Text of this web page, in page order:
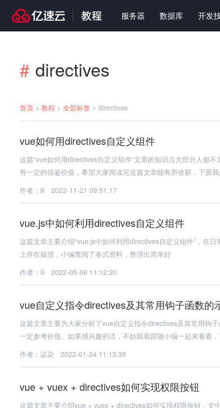
服务器 数据库 开发
# directives
首页 > 教程 > 全部标签 > directives
vue如何用directives自定义组件
这篇“vue如何用directives自定义组件”文章的知识点大部分人都
有一定的借鉴价值，希望大家阅读完这篇文章能有所收获，下面
作者：iii
2022-11-21 09:51:17
vue.js中如何利用directives自定义组件
这篇文章主要介绍“vue.js中如何利用directives自定义组件”，在
上存在疑惑，小编查阅了各式资料，整理出简单好
作者：iii
2022-05-06 11:12:20
vue自定义指令directives及其常用钩子函数的
这篇文章主要为大家分析了vue自定义指令directives及其常用钩
一定参考价值。如果感兴趣的话，不妨跟着跟随小编一起来看看
作者：柒染
2022-01-24 11:15:38
vue + vuex + directives如何实现权限按钮
这篇文章主要介绍vue + vuex + directives如何实现权限按钮，